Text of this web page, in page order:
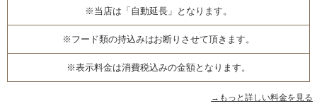
※当店は「自動延長」となります。
※フード類の持込みはお断りさせて頂きます。
※表示料金は消費税込みの金額となります。
→もっと詳しい料金を見る